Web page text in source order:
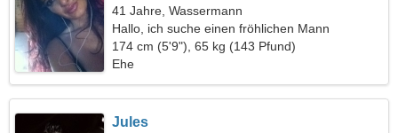
41 Jahre, Wassermann
Hallo, ich suche einen fröhlichen Mann
174 cm (5'9"), 65 kg (143 Pfund)
Ehe
Jules